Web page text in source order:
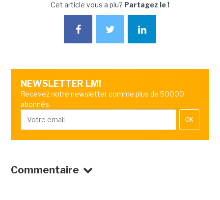
Cet article vous a plu? Partagez le !
NEWSLETTER LMI
Recevez notre newsletter comme plus de 50000
abonnés
OK
Commentaire